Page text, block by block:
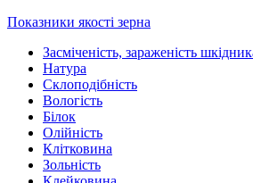
Показники якості зерна
Засміченість, зараженість
Натура
Склоподібність
Вологість
Білок
Олійність
Клітковина
Зольність